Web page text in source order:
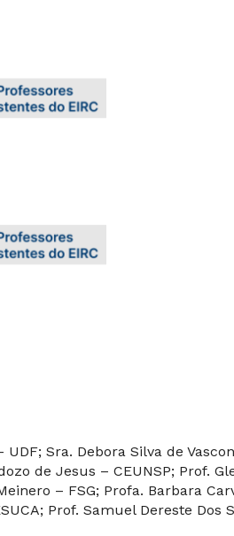
Sra. Debora Silva de
de Jesus – CEUNSP; Prof.
– FSG; Profa. Barbara
Prof. Samuel Dereste Dos